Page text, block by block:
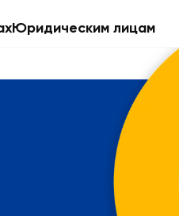
Юридическим лицам